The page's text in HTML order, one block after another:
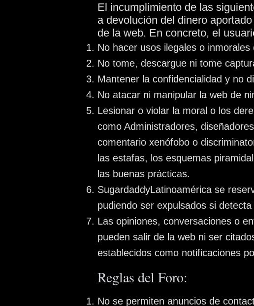
El incumplimiento de las
a devolución del dinero
de la web. En concreto, el
No hacer usos ilegales o
No tome, descargue ni tome
Mantener la confidencialidad y no
No atacar ni manipular la web de
Lesionar o violar la moral o los
como Administradores,
comentario xenófobo o
las estafas, los esquemas
las buenas prácticas.
SugardaddyLatinoamérica se
pudiendo ser expulsados ​​si
Las opiniones, conversaciones o
pueden salir de la web ni ser
establecidos como notificaciones
Reglas del Foro:
No se permiten anuncios de